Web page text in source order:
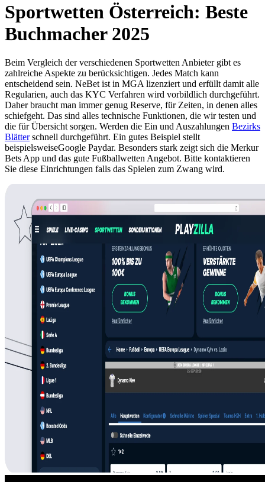
Sportwetten Österreich: Beste
Buchmacher 2025
Beim Vergleich der verschiedenen Sportwetten Anbieter gibt es
zahlreiche Aspekte zu berücksichtigen. Jedes Match kann
entscheidend sein. NeBet ist in MGA lizenziert und erfüllt damit alle
Regularien, auch das KYC Verfahren wird vorbildlich durchgeführt.
Daher braucht man immer genug Reserve, für Zeiten, in denen alles
schiefgeht. Das sind alles technische Funktionen, die wir testen und
die für Übersicht sorgen. Werden die Ein und Auszahlungen Bezirks
Blätterschnell durchgeführt. Ein gutes Beispiel stellt
beispielsweiseGoogle Paydar. Besonders stark zeigt sich die Merkur
Bets App und das gute Fußballwetten Angebot. Bitte kontaktieren
Sie diese Einrichtungen falls das Spielen zum Zwang wird.